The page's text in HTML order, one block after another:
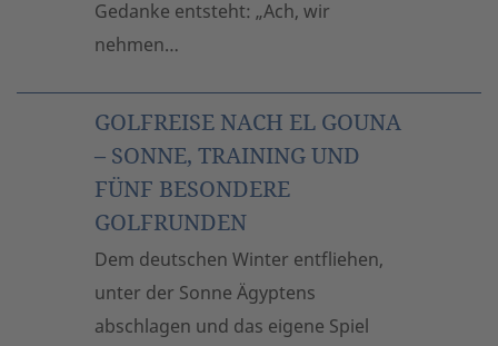
Gedanke entsteht: „Ach, wir
nehmen…
GOLFREISE NACH EL GOUNA
– SONNE, TRAINING UND
FÜNF BESONDERE
GOLFRUNDEN
Dem deutschen Winter entfliehen,
unter der Sonne Ägyptens
abschlagen und das eigene Spiel